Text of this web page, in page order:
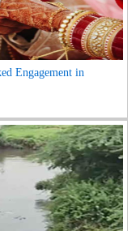
Engagement in